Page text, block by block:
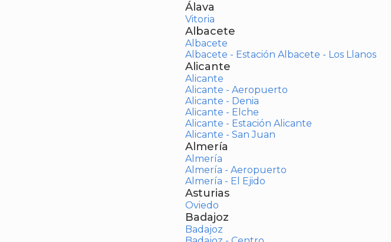
Álava
Vitoria
Albacete
Albacete
Albacete - Estación Albacete - Los Llanos
Alicante
Alicante
Alicante - Aeropuerto
Alicante - Denia
Alicante - Elche
Alicante - Estación Alicante
Alicante - San Juan
Almería
Almería
Almería - Aeropuerto
Almería - El Ejido
Asturias
Oviedo
Badajoz
Badajoz